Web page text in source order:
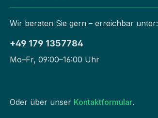
Wir beraten Sie gern – erreichbar unter:
+49 179 1357784
Mo–Fr, 09:00–16:00 Uhr
Oder über unser Kontaktformular.